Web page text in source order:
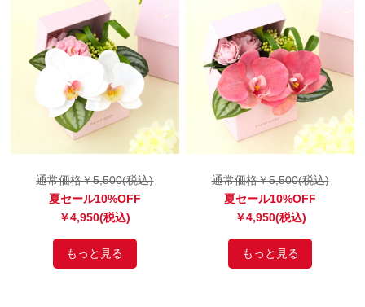
通常価格￥5,500(税込)
夏セール10%OFF
￥4,950(税込)
もっと見る
通常価格￥5,500(税込)
夏セール10%OFF
￥4,950(税込)
もっと見る